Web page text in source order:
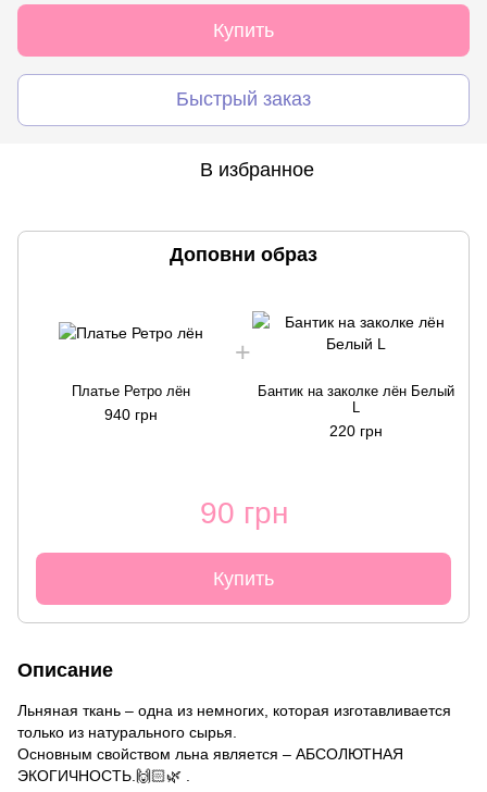
Купить
Быстрый заказ
В избранное
Доповни образ
Платье Ретро лён
940 грн
Бантик на заколке лён Белый
L
220 грн
90 грн
Купить
Описание
Льняная ткань – одна из немногих, которая изготавливается
только из натурального сырья.
Основным свойством льна является – АБСОЛЮТНАЯ
ЭКОГИЧНОСТЬ.🙌🏻🌿 .